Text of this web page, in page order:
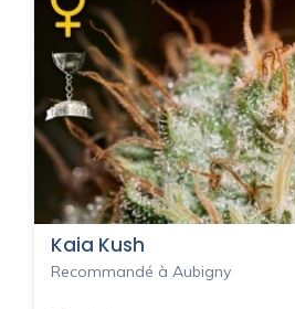
Kaia Kush
Recommandé à Aubigny